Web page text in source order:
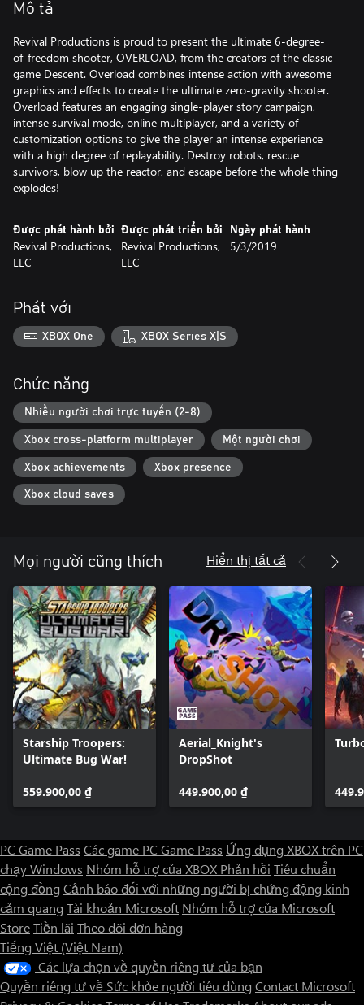
Mô tả
Revival Productions is proud to present the ultimate 6-degree-
of-freedom shooter, OVERLOAD, from the creators of the classic
game Descent. Overload combines intense action with awesome
graphics and effects to create the ultimate zero-gravity shooter.
Overload features an engaging single-player story campaign,
intense survival mode, online multiplayer, and a variety of
customization options to give the player an intense experience
with a high degree of replayability. Destroy robots, rescue
survivors, blow up the reactor, and escape before the whole thing
explodes!
Được phát hành bởi
Revival Productions,
LLC
Được phát triển bởi
Revival Productions,
LLC
Ngày phát hành
5/3/2019
Phát với
XBOX One XBOX Series X|S
Chức năng
Nhiều người chơi trực tuyến (2-8)
Xbox cross-platform multiplayer Một người chơi
Xbox achievements Xbox presence
Xbox cloud saves
Mọi người cũng thích Hiển thị tất cả
Starship Troopers:
Ultimate Bug War!
559.900,00 ₫
Aerial_Knight's
DropShot
449.900,00 ₫
PC Game Pass Các game PC Game Pass Ứng dụng XBOX trên PC
chạy Windows Nhóm hỗ trợ của XBOX Phản hồi Tiêu chuẩn
cộng đồng Cảnh báo đối với những người bị chứng động kinh
cảm quang Tài khoản Microsoft Nhóm hỗ trợ của Microsoft
StoreTiền lãi Theo dõi đơn hàng
Tiếng Việt (Việt Nam)
Các lựa chọn về quyền riêng tư của bạn
Quyền riêng tư về Sức khỏe người tiêu dùng Contact Microsoft